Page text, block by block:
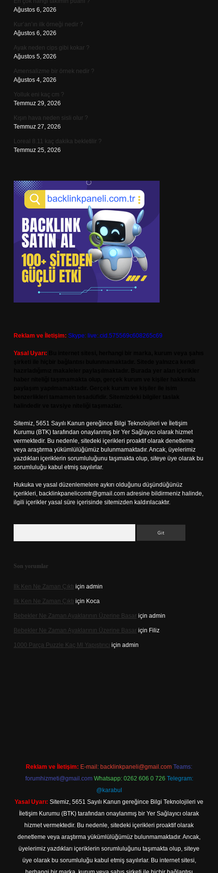
Ağustos 6, 2026
Kur’an’ın ilk örneği nedir ?
Ağustos 6, 2026
Ayak neden cips gibi kokar ?
Ağustos 5, 2026
Amensalizme bir örnek nedir ?
Ağustos 4, 2026
Yolluk eni kaç cm ?
Temmuz 29, 2026
Kışın hava neden sisli olur ?
Temmuz 27, 2026
Loreal 8.11 kaç dakika bekletilir ?
Temmuz 25, 2026
Reklam ve İletişim: Skype: live:.cid.575569c608265c69
Yasal Uyarı:
Sitemiz, 5651 Sayılı Kanun gereğince Bilgi Teknolojileri ve İletişim
Kurumu (BTK) tarafından onaylanmış bir Yer Sağlayıcı olarak hizmet
vermektedir. Bu nedenle, sitedeki içerikleri proaktif olarak denetleme
veya araştırma yükümlülüğümüz bulunmamaktadır. Ancak, üyelerimiz
yazdıkları içeriklerin sorumluluğunu taşımakta olup, siteye üye olarak bu
sorumluluğu kabul etmiş sayılırlar.
Hukuka ve yasal düzenlemelere aykırı olduğunu düşündüğünüz
içerikleri, backlinkpanelicomtr@gmail.com adresine bildirmeniz halinde,
ilgili içerikler yasal süre içerisinde sitemizden kaldırılacaktır.
Son yorumlar
Ilk Ken Ne Zaman Çıktı için admin
Ilk Ken Ne Zaman Çıktı için Koca
Bebekler Ne Zaman Ayaklarının Üzerine Basar için admin
Bebekler Ne Zaman Ayaklarının Üzerine Basar için Filiz
1000 Parça Puzzle Kaç Ml Yapıştırıcı için admin
Reklam ve İletişim: E-mail: backlinkpaneli@gmail.com Teams:
forumhizmeti@gmail.com Whatsapp: 0262 606 0 726 Telegram:
@karabul
Yasal Uyarı: Sitemiz, 5651 Sayılı Kanun gereğince Bilgi Teknolojileri ve
İletişim Kurumu (BTK) tarafından onaylanmış bir Yer Sağlayıcı olarak
hizmet vermektedir. Bu nedenle, sitedeki içerikleri proaktif olarak
denetleme veya araştırma yükümlülüğümüz bulunmamaktadır. Ancak,
üyelerimiz yazdıkları içeriklerin sorumluluğunu taşımakta olup, siteye
üye olarak bu sorumluluğu kabul etmiş sayılırlar. Bu internet sitesi,